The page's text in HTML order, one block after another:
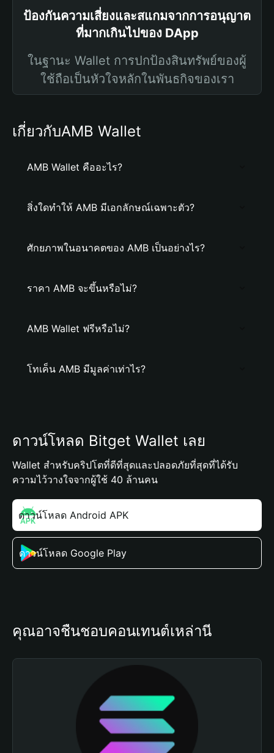
ป้องกันความเสี่ยงและสแกมจากการอนุญาต
ที่มากเกินไปของ DApp
ในฐานะ Wallet การปกป้องสินทรัพย์ของผู้
ใช้ถือเป็นหัวใจหลักในพันธกิจของเรา
เกี่ยวกับAMB Wallet
AMB Wallet คืออะไร?
สิ่งใดทำให้ AMB มีเอกลักษณ์เฉพาะตัว?
ศักยภาพในอนาคตของ AMB เป็นอย่างไร?
ราคา AMB จะขึ้นหรือไม่?
AMB Wallet ฟรีหรือไม่?
โทเค็น AMB มีมูลค่าเท่าไร?
ดาวน์โหลด Bitget Wallet เลย
Wallet สำหรับคริปโตที่ดีที่สุดและปลอดภัยที่สุดที่ได้รับ
ความไว้วางใจจากผู้ใช้ 40 ล้านคน
ดาวน์โหลด Android APK
ดาวน์โหลด Google Play
คุณอาจชื่นชอบคอนเทนต์เหล่านี้